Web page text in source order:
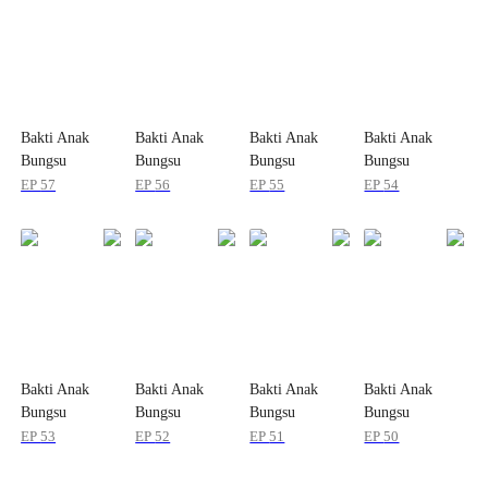
Bakti Anak
Bungsu
EP57
Bakti Anak
Bungsu
EP56
Bakti Anak
Bungsu
EP55
Bakti Anak
Bungsu
EP54
Bakti Anak
Bungsu
EP53
Bakti Anak
Bungsu
EP52
Bakti Anak
Bungsu
EP51
Bakti Anak
Bungsu
EP50